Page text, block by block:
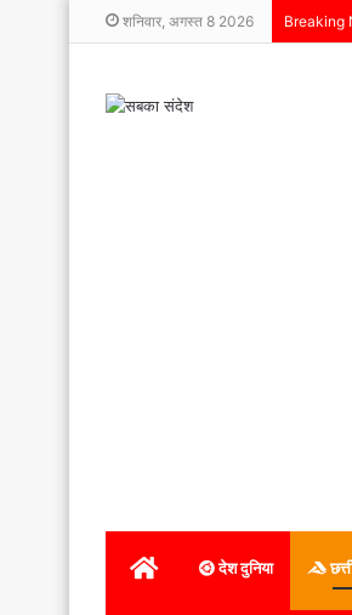
शनिवार, अगस्त 8 2026 Breaking
होम देश दुनिया